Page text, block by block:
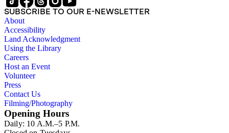
SUBSCRIBE TO OUR E-NEWSLETTER
About
Accessibility
Land Acknowledgment
Using the Library
Careers
Host an Event
Volunteer
Press
Contact Us
Filming/Photography
Opening Hours
Daily: 10 A.M.–5 P.M.